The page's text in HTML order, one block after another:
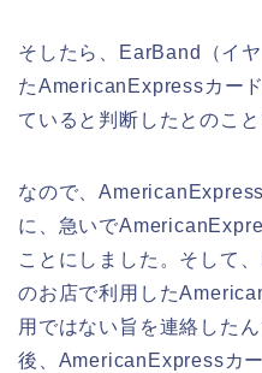
そしたら、EarBand（イ
たAmericanExpressカー
ていると判断したとのこと
なので、
に、急いで
ことにしました。そして
のお店で利用した
用ではない旨を連絡した
後、AmericanExpressカ